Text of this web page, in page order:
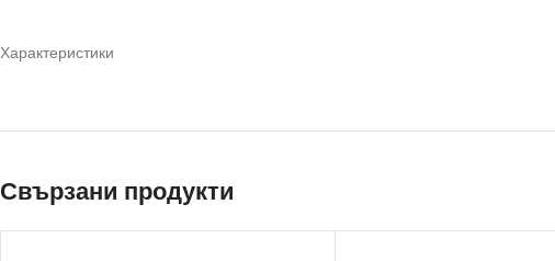
Характеристики
Свързани продукти